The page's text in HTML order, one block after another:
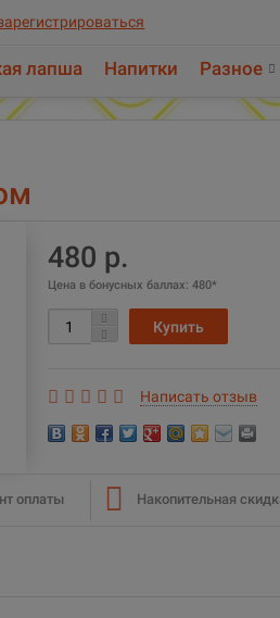
лапша Напитки Разное
480 р.
Цена в бонусных баллах: 480*
Написать отзыв
оплаты Накопительная